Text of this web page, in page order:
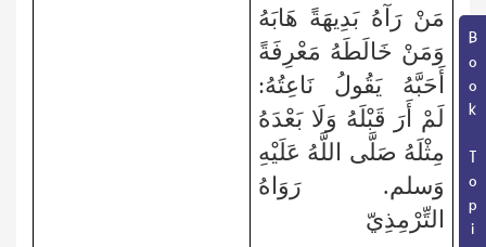
Book Topic
مَنْ رَآهُ بَدِيهَةً هَابَهُ
وَمَنْ خَالَطَهُ مَعْرِفَةً
أَحَبَّهُ يَقُولُ نَاعِتُهُ:
لَمْ أَرَ قَبْلَهُ وَلَا بَعْدَهُ
مِثْلَهُ صَلَّى اللَّهُ عَلَيْهِ
وَسلم. رَوَاهُ
التِّرْمِذِيّ